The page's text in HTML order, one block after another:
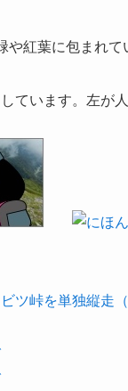
や紅葉に包まれ
ています。左が
ツ峠を単独縦走（